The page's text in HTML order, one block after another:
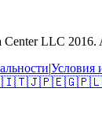
LLC 2016.
|Условия
🇮🇹🇯🇵🇪🇬🇵🇱